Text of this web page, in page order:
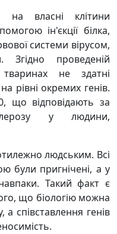
на власні клітини
ін'єкції білка,
системи вірусом,
Згідно проведеній
не здатні
рівні окремих генів.
що відповідають за
у людини,
людським. Всі
були пригнічені, а у
Такий факт є
що біологію можна
а співставлення генів